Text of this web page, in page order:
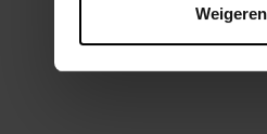
Weigeren